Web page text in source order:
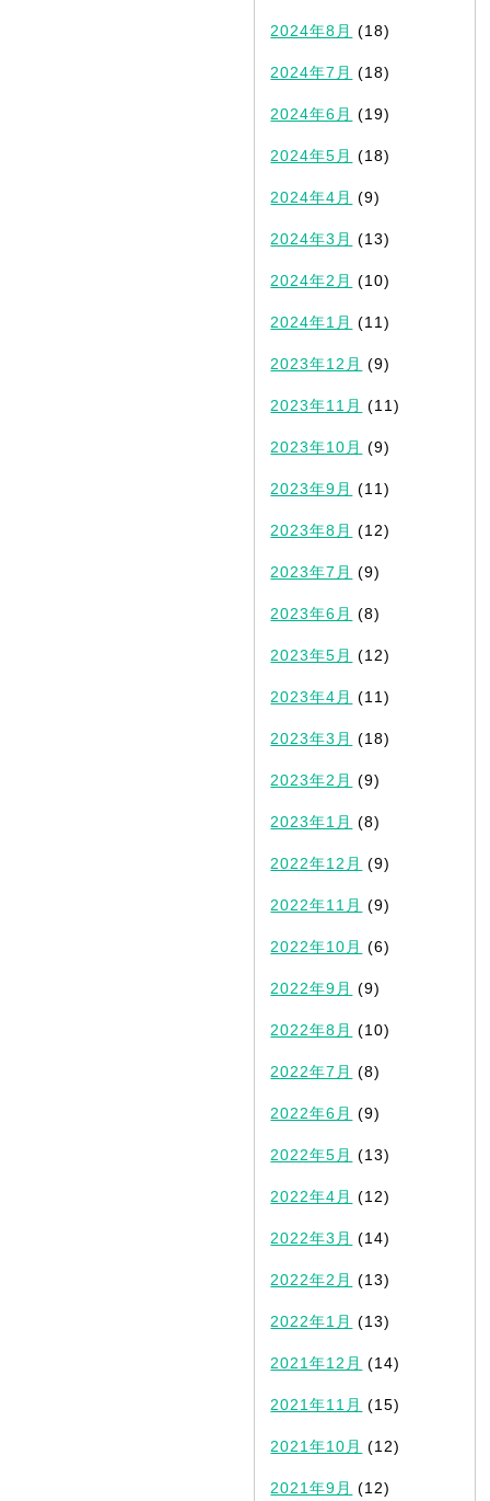
2024年8月 (18)
2024年7月 (18)
2024年6月 (19)
2024年5月 (18)
2024年4月 (9)
2024年3月 (13)
2024年2月 (10)
2024年1月 (11)
2023年12月 (9)
2023年11月 (11)
2023年10月 (9)
2023年9月 (11)
2023年8月 (12)
2023年7月 (9)
2023年6月 (8)
2023年5月 (12)
2023年4月 (11)
2023年3月 (18)
2023年2月 (9)
2023年1月 (8)
2022年12月 (9)
2022年11月 (9)
2022年10月 (6)
2022年9月 (9)
2022年8月 (10)
2022年7月 (8)
2022年6月 (9)
2022年5月 (13)
2022年4月 (12)
2022年3月 (14)
2022年2月 (13)
2022年1月 (13)
2021年12月 (14)
2021年11月 (15)
2021年10月 (12)
2021年9月 (12)